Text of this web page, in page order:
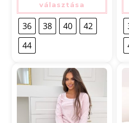
választása
36 38 40
42
44